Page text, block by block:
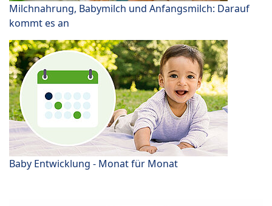
Milchnahrung, Babymilch und Anfangsmilch: Darauf
kommt es an
Baby Entwicklung - Monat für Monat